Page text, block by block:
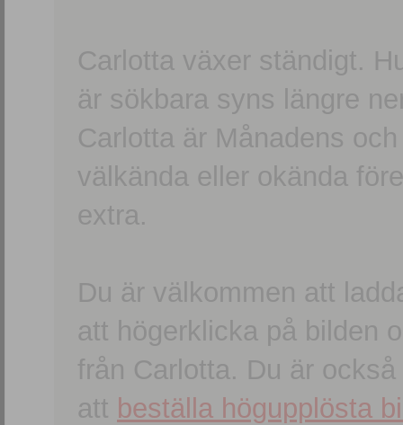
Carlotta växer ständigt.
är sökbara syns längre
Carlotta är Månadens
välkända eller okända
extra.
Du är välkommen att
att högerklicka på bilden
från Carlotta. Du är
att beställa högupplösta